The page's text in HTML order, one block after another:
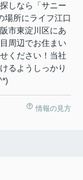
しなら「サニー
場所にライフ江口
市東淀川区にあ
周辺でお住まい
ください！当社
るようしっかり
情報の見方